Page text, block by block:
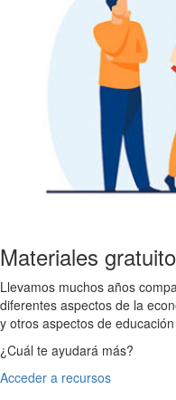
Materiales
Llevamos muchos años
diferentes aspectos de la
y otros aspectos de
¿Cuál te ayudará más?
Acceder a recursos